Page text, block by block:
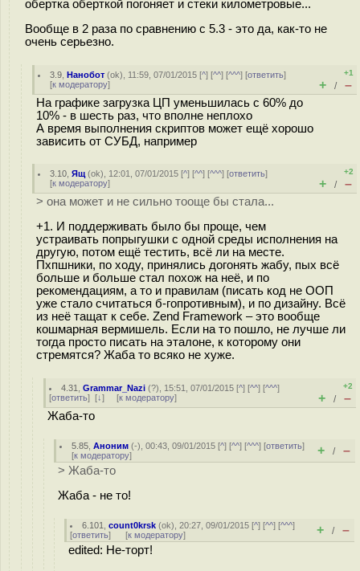
обертка оберткой погоняет и стеки километровые...
Вообще в 2 раза по сравнению с 5.3 - это да, как-то не
очень серьезно.
3.9 ,Нанобот (ok), 11:59, 07/01/2015 [^] [^^] [^^^] [ответить]
[к модератору]
+1
+ / –
На графике загрузка ЦП уменьшилась с 60% до
10% - в шесть раз, что вполне неплохо
А время выполнения скриптов может ещё хорошо
зависить от СУБД, например
3.10 ,Ящ (ok), 12:01, 07/01/2015 [^] [^^] [^^^] [ответить]
[к модератору]
+2
+ / –
> она может и не сильно тооще бы стала...
+1. И поддерживать было бы проще, чем
устраивать попрыгушки с одной среды исполнения на
другую, потом ещё тестить, всё ли на месте.
Пхпшники, по ходу, принялись догонять жабу, пых всё
больше и больше стал похож на неё, и по
рекомендациям, а то и правилам (писать код не ООП
уже стало считаться б-гопротивным), и по дизайну. Всё
из неё тащат к себе. Zend Framework – это вообще
кошмарная вермишель. Если на то пошло, не лучше ли
тогда просто писать на эталоне, к которому они
стремятся? Жаба то всяко не хуже.
4.31 ,Grammar_Nazi (?), 15:51, 07/01/2015 [^] [^^] [^^^]
[ответить] [↓] [к модератору]
+2
+ / –
Жаба-то
5.85 ,Аноним (-), 00:43, 09/01/2015 [^] [^^] [^^^] [ответить]
[к модератору] + / –
> Жаба-то
Жаба - не то!
6.101 ,count0krsk (ok), 20:27, 09/01/2015 [^] [^^] [^^^]
[ответить] [к модератору] + / –
edited: Не-торт!